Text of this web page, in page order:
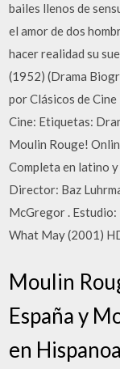
bailes llenos de
el amor de dos
hacer realidad su
(1952) (Drama
por Clásicos de
Cine: Etiquetas:
Moulin Rouge!
Completa en latino
Director: Baz
McGregor .
What May (2001)
Moulin
España y
en